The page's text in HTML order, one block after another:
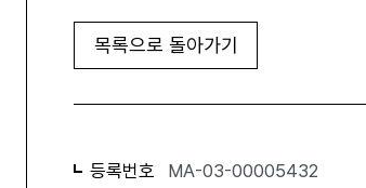
목록으로 돌아가기
등록번호 MA-03-00005432